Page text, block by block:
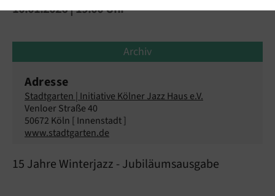
10.01.2026 | 19:00 Uhr
Archiv
Adresse
Stadtgarten | Initiative Kölner Jazz Haus e.V.
Venloer Straße 40
50672 Köln [ Innenstadt ]
www.stadtgarten.de
15 Jahre Winterjazz - Jubiläumsausgabe